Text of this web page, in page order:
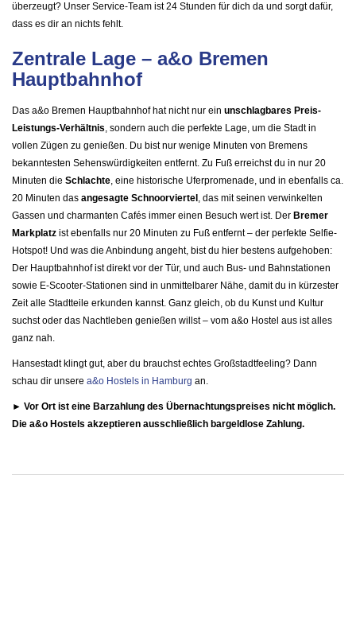
überzeugt? Unser Service-Team ist 24 Stunden für dich da und sorgt dafür,
dass es dir an nichts fehlt.
Zentrale Lage – a&o Bremen
Hauptbahnhof
Das a&o Bremen Hauptbahnhof hat nicht nur ein unschlagbares Preis-
Leistungs-Verhältnis, sondern auch die perfekte Lage, um die Stadt in
vollen Zügen zu genießen. Du bist nur wenige Minuten von Bremens
bekanntesten Sehenswürdigkeiten entfernt. Zu Fuß erreichst du in nur 20
Minuten die Schlachte, eine historische Uferpromenade, und in ebenfalls ca.
20 Minuten das angesagte Schnoorviertel , das mit seinen verwinkelten
Gassen und charmanten Cafés immer einen Besuch wert ist. Der Bremer
Markplatz ist ebenfalls nur 20 Minuten zu Fuß entfernt – der perfekte Selfie-
Hotspot! Und was die Anbindung angeht, bist du hier bestens aufgehoben:
Der Hauptbahnhof ist direkt vor der Tür, und auch Bus- und Bahnstationen
sowie E-Scooter-Stationen sind in unmittelbarer Nähe, damit du in kürzester
Zeit alle Stadtteile erkunden kannst. Ganz gleich, ob du Kunst und Kultur
suchst oder das Nachtleben genießen willst – vom a&o Hostel aus ist alles
ganz nah.
Hansestadt klingt gut, aber du brauchst echtes Großstadtfeeling? Dann
schau dir unsere a&o Hostels in Hamburg an.
► Vor Ort ist eine Barzahlung des Übernachtungspreises nicht möglich.
Die a&o Hostels akzeptieren ausschließlich bargeldlose Zahlung.